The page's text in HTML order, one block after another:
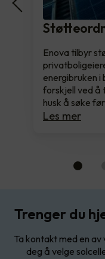
Enova tilbyr
energibruken i
forskjell ved å
husk å søke
Les mer
Trenger du
Ta kontakt med en
deg å velge